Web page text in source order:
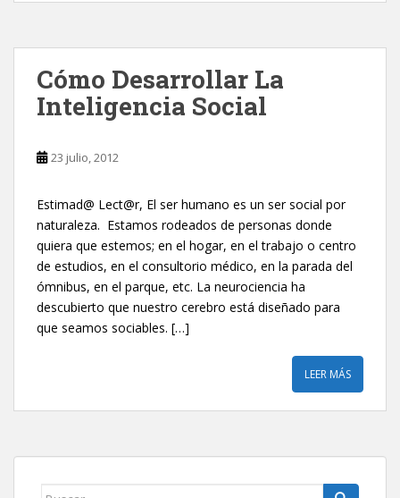
Cómo Desarrollar La
Inteligencia Social
23 julio, 2012
Estimad@ Lect@r, El ser humano es un ser social por
naturaleza. Estamos rodeados de personas donde
quiera que estemos; en el hogar, en el trabajo o centro
de estudios, en el consultorio médico, en la parada del
ómnibus, en el parque, etc. La neurociencia ha
descubierto que nuestro cerebro está diseñado para
que seamos sociables. […]
LEER MÁS
Buscar: